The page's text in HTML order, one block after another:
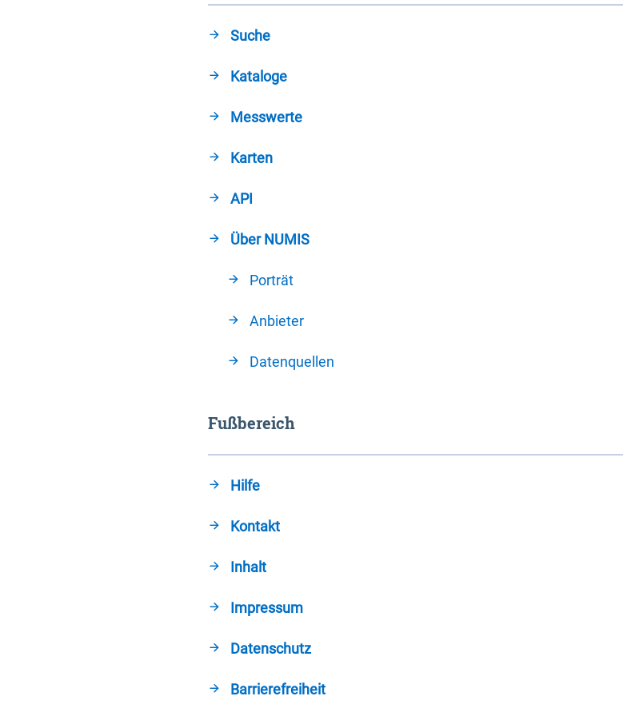
Suche
Kataloge
Messwerte
Karten
API
Über NUMIS
Porträt
Anbieter
Datenquellen
Fußbereich
Hilfe
Kontakt
Inhalt
Impressum
Datenschutz
Barrierefreiheit